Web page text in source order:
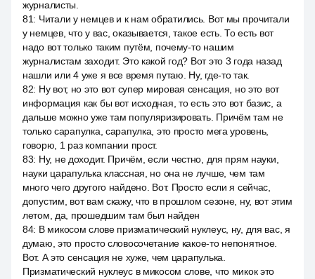
журналисты.
81: Читали у немцев и к нам обратились. Вот мы прочитали
у немцев, что у вас, оказывается, такое есть. То есть вот
надо вот только таким путём, почему-то нашим
журналистам заходит. Это какой год? Вот это 3 года назад
нашли или 4 уже я все время путаю. Ну, где-то так.
82: Ну вот, но это вот супер мировая сенсация, но это вот
информация как бы вот исходная, то есть это вот базис, а
дальше можно уже там популяризировать. Причём там не
только сарапулка, сарапулка, это просто мега уровень,
говорю, 1 раз компании прост.
83: Ну, не доходит. Причём, если честно, для прям науки,
науки царапулька классная, но она не лучше, чем там
много чего другого найдено. Вот. Просто если я сейчас,
допустим, вот вам скажу, что в прошлом сезоне, ну, вот этим
летом, да, прошедшим там был найден
84: В микосом слове призматический нуклеус, ну, для вас, я
думаю, это просто словосочетание какое-то непонятное.
Вот. А это сенсация не хуже, чем царапулька.
Призматический нуклеус в микосом слове, что микок это